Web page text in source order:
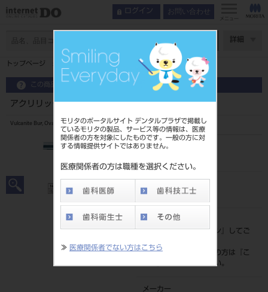
モリタのポータルサイト デンタルプラザで掲載し
ているモリタの製品、サービス等の情報は、医療
関係者の方を対象にしたものです。一般の方に対
する情報提供サイトではありません。
医療関係者の方は職種を選択ください。
≫ 医療関係者でない方はこちら
ログイン お問い合わせ
メニュー
詳細
トップページ アクリリックカッターバルカナイトHP 6入 #77-2
この商品に関するお問い合わせ
アクリリックカッターバルカナイトHP 6入 #77-2
Vulcanite Bur, Oval
品目コード
4987741019989
標準価格
価格の確認は『ログイン
』してご
ネット会員登録がまだの方は『
こ
ちら』より登録ください。
メーカー